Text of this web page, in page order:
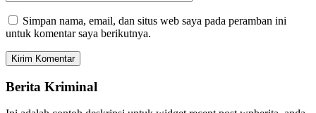
Simpan nama, email, dan situs web saya pada peramban ini
untuk komentar saya berikutnya.
Berita Kriminal